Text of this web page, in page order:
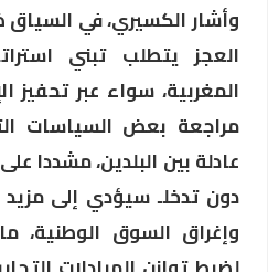
وأشار الكسيري، في السياق
العجز يتطلب تبني
المغربية، سواء عبر تحفيز
مراجعة بعض السياسات
عادلة بين البلدين، مشددا
دون تدخلـ سيؤدي إلى مزيد
وإغراق السوق الوطنية،